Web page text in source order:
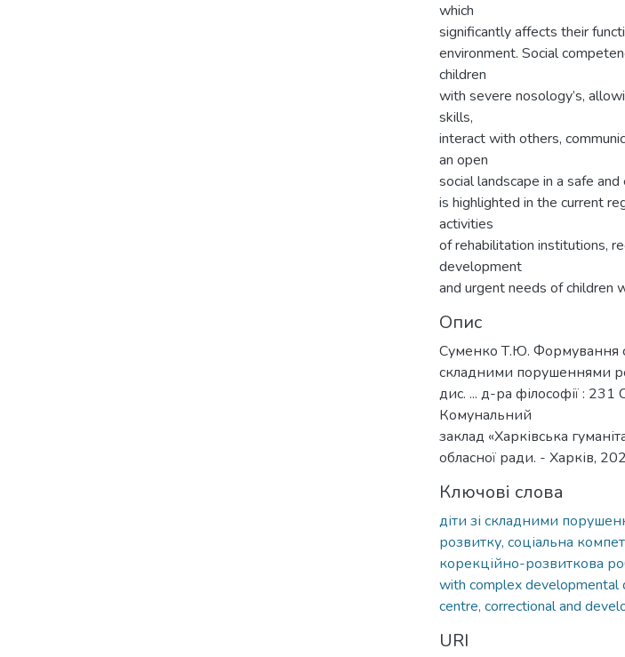
which
significantly affects their
environment. Social
children
with severe nosology’s,
skills,
interact with others,
an open
social landscape in a safe
is highlighted in the current
activities
of rehabilitation institutions,
development
and urgent needs of children
Опис
Суменко Т.Ю. Формування
складними порушеннями
дис. ... д-ра філософії :
Комунальний
заклад «Харківська
обласної ради. - Харків,
Ключові слова
діти зі складними
розвитку, соціальна
корекційно-розвиткова
with complex developmental
centre, correctional and
URI